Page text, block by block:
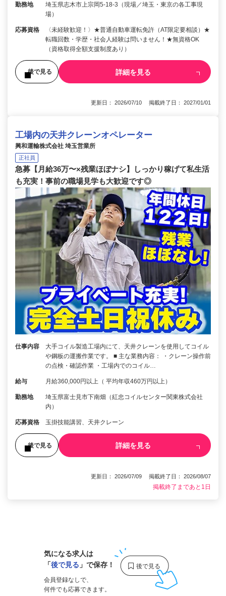
勤務地
埼玉県志木市上宗岡5-18-3（現場／埼玉・東京の各工事現
場）
応募資格
〈未経験歓迎！〉★普通自動車運転免許（AT限定要相談）★
転職回数・学歴・社会人経験は問いません！★無資格OK
（資格取得全額支援制度あり）
後で見る 詳細を見る
更新日： 2026/07/10 掲載終了日： 2027/01/01
工場内の天井クレーンオペレーター
興和運輸株式会社 埼玉営業所
正社員
急募【月給36万〜×残業ほぼナシ】しっかり稼げて私生活
も充実！事前の職場見学も大歓迎です◎
仕事内容
大手コイル製造工場内にて、天井クレーンを使用してコイル
や鋼板の運搬作業です。 ■ 主な業務内容： ・クレーン操作前
の点検・確認作業 ・工場内でのコイル…
給与 月給360,000円以上（ 平均年収460万円以上）
勤務地
埼玉県富士見市下南畑（紅忠コイルセンター関東株式会社
内）
応募資格 玉掛技能講習、天井クレーン
後で見る 詳細を見る
更新日： 2026/07/09 掲載終了日： 2026/08/07
掲載終了まであと1日
気になる求人は
「後で見る 」で保存！
会員登録なしで、
何件でも応募できます。